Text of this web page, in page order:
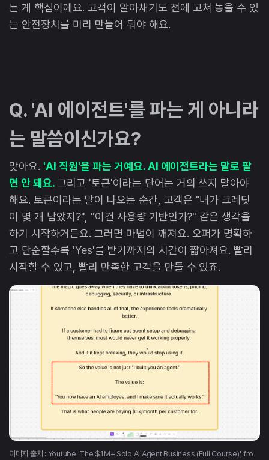
는 게 핵심이에요. 고객이 알아채기도 전에 고쳐 놓을 수 있
는 안전장치를 미리 만들어 둬야 해요.
Q. 'AI 에이전트'를 파는 게 아니라
는 말씀이신가요?
맞아요. 'AI 직원'을 파는 거예요. AI 에이전트라는 말로 팔
면 안 돼요.그리고 '토큰'이라는 단어는 거의 쓰지 말아야
해요. 토큰이라는 말이 나오는 순간, 고객은 "내가 크레딧
이 몇 개 남았지?", "이건 사용량 기반인가?" 같은 생각을
하기 시작하거든요. 그러면 마법이 깨져요. 오퍼가 명확하
고 단순할수록 'Yes'를 받기까지의 시간이 짧아져요. 빨리
시작할 수 있고, 빨리 만족한 고객을 만들 수 있죠.
이미지 출처 : Youtube 'The $1M+ Solo AI Agent Business (Full Course)', fro